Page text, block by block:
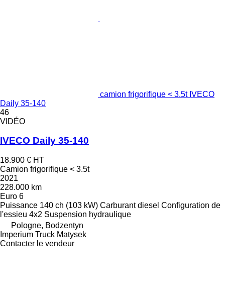
camion frigorifique < 3.5t IVECO
Daily 35-140
46
VIDÉO
IVECO Daily 35-140
18.900 € HT
Camion frigorifique < 3.5t
2021
228.000 km
Euro 6
Puissance 140 ch (103 kW) Carburant diesel Configuration de
l'essieu 4x2 Suspension hydraulique
Pologne, Bodzentyn
Imperium Truck Matysek
Contacter le vendeur